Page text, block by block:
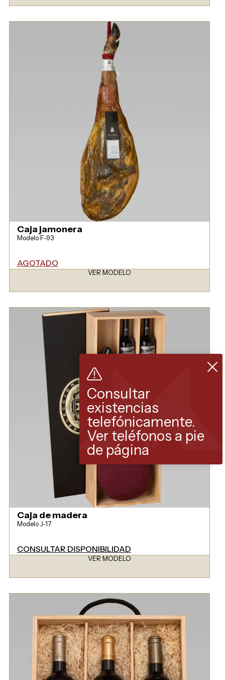
Caja jamonera
Modelo F-93
AGOTADO
VER MODELO
Caja de madera
Modelo J-17
CONSULTAR DISPONIBILIDAD
VER MODELO
Consultar
existencias
telefónicamente.
Ver teléfonos a pie
de página